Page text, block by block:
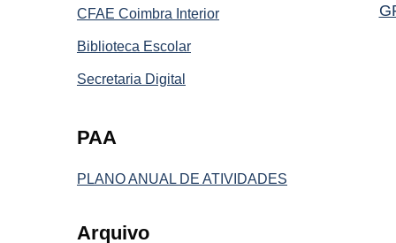
CFAE Coimbra Interior
Biblioteca Escolar
Secretaria Digital
PAA
PLANO ANUAL DE ATIVIDADES
Arquivo